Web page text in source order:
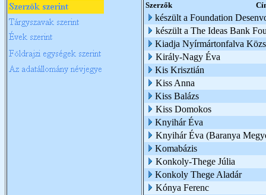
Szerzők
készült a Foundation
készült a The Ideas Bank
Kiadja Nyírmártonfalva
Király-Nagy Éva
Kis Krisztián
Kiss Anna
Kiss Balázs
Kiss Domokos
Knyihár Éva
Knyihár Éva (Baranya
Komabázis
Konkoly-Thege Júlia
Konkoly Thege Aladár
Kónya Ferenc